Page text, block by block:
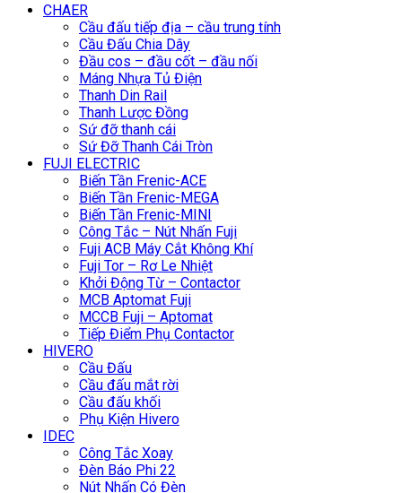
CHAER
Cầu đấu tiếp địa – cầu trung tính
Cầu Đấu Chia Dây
Đầu cos – đầu cốt – đầu nối
Máng Nhựa Tủ Điện
Thanh Din Rail
Thanh Lược Đồng
Sứ đỡ thanh cái
Sứ Đỡ Thanh Cái Tròn
FUJI ELECTRIC
Biến Tần Frenic-ACE
Biến Tần Frenic-MEGA
Biến Tần Frenic-MINI
Công Tắc – Nút Nhấn Fuji
Fuji ACB Máy Cắt Không Khí
Fuji Tor – Rơ Le Nhiệt
Khởi Động Từ – Contactor
MCB Aptomat Fuji
MCCB Fuji – Aptomat
Tiếp Điểm Phụ Contactor
HIVERO
Cầu Đấu
Cầu đấu mắt rời
Cầu đấu khối
Phụ Kiện Hivero
IDEC
Công Tắc Xoay
Đèn Báo Phi 22
Nút Nhấn Có Đèn